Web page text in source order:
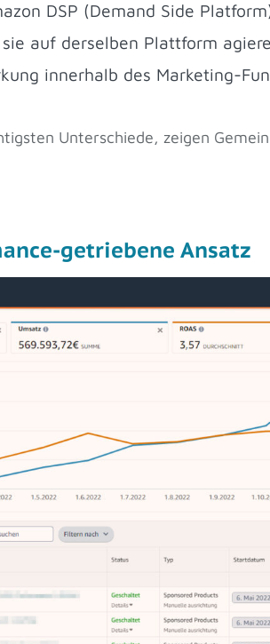
DSP (Demand Side
auf derselben Plattform
innerhalb des Marketing-
Unterschiede, zeigen
getriebene Ansatz